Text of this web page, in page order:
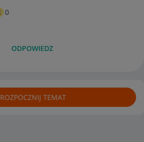
0
ODPOWIEDZ
ROZPOCZNIJ TEMAT